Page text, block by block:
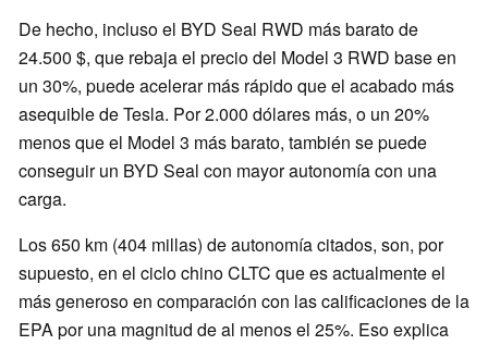
De hecho, incluso el BYD Seal RWD más barato de
24.500 $, que rebaja el precio del Model 3 RWD base en
un 30%, puede acelerar más rápido que el acabado más
asequible de Tesla. Por 2.000 dólares más, o un 20%
menos que el Model 3 más barato, también se puede
conseguir un BYD Seal con mayor autonomía con una
carga.
Los 650 km (404 millas) de autonomía citados, son, por
supuesto, en el ciclo chino CLTC que es actualmente el
más generoso en comparación con las calificaciones de la
EPA por una magnitud de al menos el 25%. Eso explica